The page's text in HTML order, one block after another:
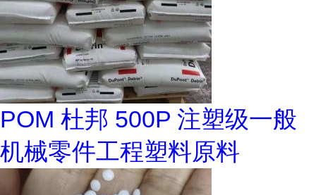
POM 杜邦 500P 注塑级一般
机械零件工程塑料原料